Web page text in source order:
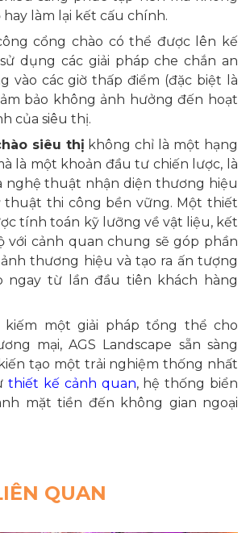
hay làm lại kết cấu chính.
cổng chào có thể được lên kế
dụng các giải pháp che chắn an
vào các giờ thấp điểm (đặc biệt là
bảo không ảnh hưởng đến hoạt
của siêu thị.
siêu thị không chỉ là một hạng
là một khoản đầu tư chiến lược, là
nghệ thuật nhận diện thương hiệu
thuật thi công bền vững. Một thiết
tính toán kỹ lưỡng về vật liệu, kết
với cảnh quan chung sẽ góp phần
thương hiệu và tạo ra ấn tượng
ngay từ lần đầu tiên khách hàng
một giải pháp tổng thể cho
mại, AGS Landscape sẵn sàng
tạo một trải nghiệm thống nhất
thiết kế cảnh quan, hệ thống biển
mặt tiền đến không gian ngoại
QUAN